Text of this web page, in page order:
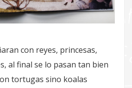
con reyes, princesas,
al final se lo pasan tan bien
tortugas sino koalas